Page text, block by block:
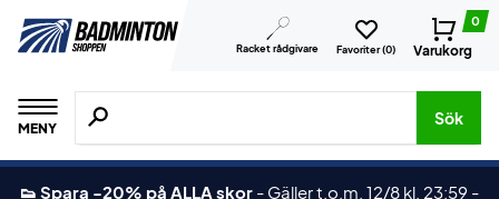
Racket rådgivare Favoriter (0)
0
Varukorg
MENY
Sök efter produkter, märken osv.
Sök
👟 Spara -20% på ALLA skor - Gäller t.o.m. 12/8 kl. 23:59 -